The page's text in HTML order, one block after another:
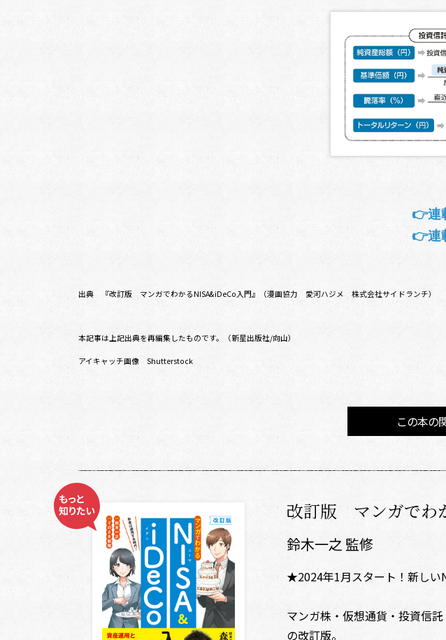
👉連
👉連
出典 『改訂版 マンガでわかるNISA&iDeCo入門』（漫画協力 愛河ハジメ 株式会社サイドランチ）
本記事は上記出典を再編集したものです。（新星出版社/向山）
アイキャッチ画像 Shutterstock
この本の
改訂版 マンガでわ
鈴木一之 監修
★2024年1月スタート！新し
マンガ株・仮想通貨・投資信
の改訂版。